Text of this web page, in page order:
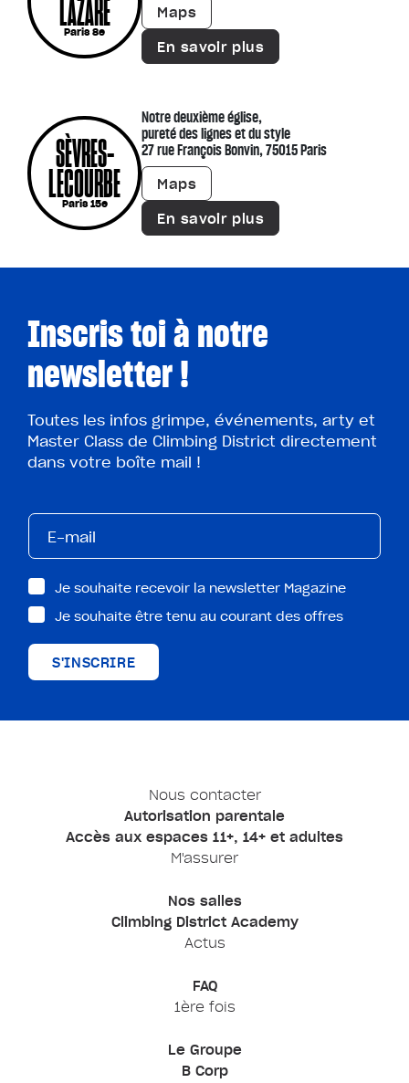
LAZARE
Paris 8e
Maps
En savoir plus
SÈVRES-
LECOURBE
Paris 15e
Notre deuxième église,
pureté des lignes et du style
27 rue François Bonvin, 75015 Paris
Maps
En savoir plus
Inscris toi à notre
newsletter !
Toutes les infos grimpe, événements, arty et
Master Class de Climbing District directement
dans votre boîte mail !
Je souhaite recevoir la newsletter Magazine
Je souhaite être tenu au courant des offres
S'INSCRIRE
Nous contacter
Autorisation parentale
Accès aux espaces 11+, 14+ et adultes
M'assurer
Nos salles
Climbing District Academy
Actus
FAQ
1ère fois
Le Groupe
B Corp